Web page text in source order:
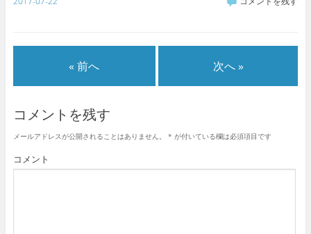
« 前へ 次へ »
コメントを残す
メールアドレスが公開されることはありません。 * が付いている欄は必須項目です
コメント